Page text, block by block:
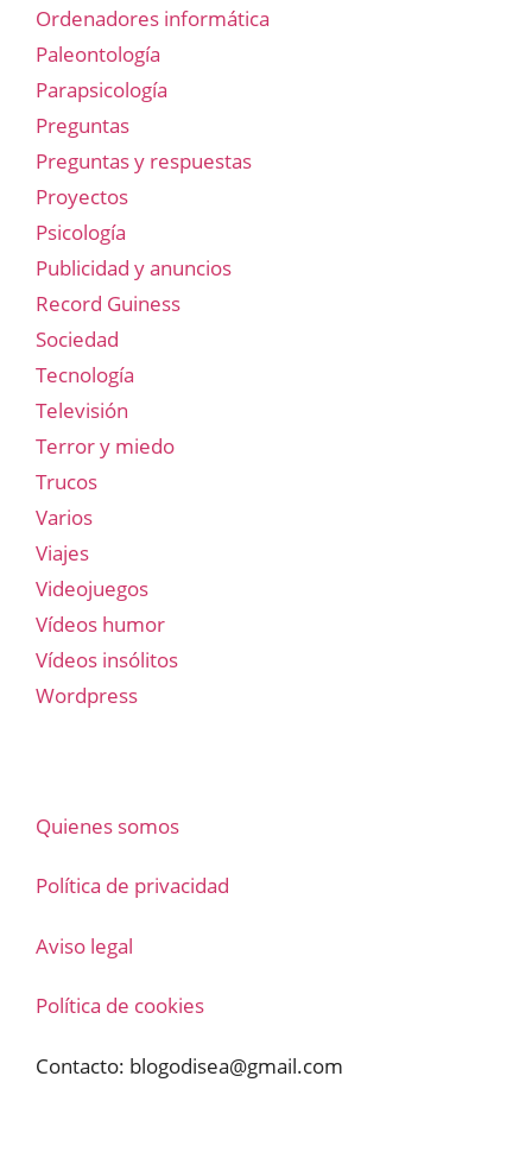
Ordenadores informática
Paleontología
Parapsicología
Preguntas
Preguntas y respuestas
Proyectos
Psicología
Publicidad y anuncios
Record Guiness
Sociedad
Tecnología
Televisión
Terror y miedo
Trucos
Varios
Viajes
Videojuegos
Vídeos humor
Vídeos insólitos
Wordpress
Quienes somos
Política de privacidad
Aviso legal
Política de cookies
Contacto: blogodisea@gmail.com